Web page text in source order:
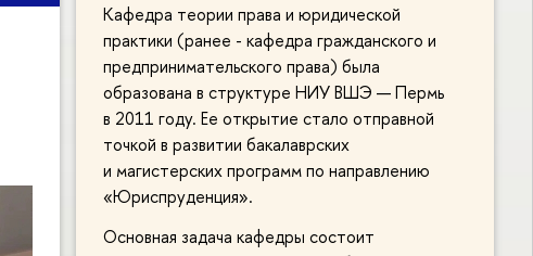
Кафедра теории права и юридической
практики (ранее - кафедра гражданского и
предпринимательского права) была
образована в структуре НИУ ВШЭ — Пермь
в 2011 году. Ее открытие стало отправной
точкой в развитии бакалаврских
и магистерских программ по направлению
«Юриспруденция».
Основная задача кафедры состоит